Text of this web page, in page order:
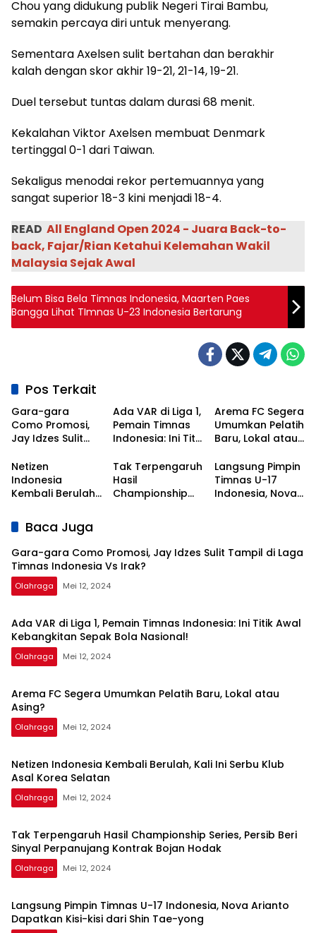
Chou yang didukung publik Negeri Tirai Bambu,
semakin percaya diri untuk menyerang.
Sementara Axelsen sulit bertahan dan berakhir
kalah dengan skor akhir 19-21, 21-14, 19-21.
Duel tersebut tuntas dalam durasi 68 menit.
Kekalahan Viktor Axelsen membuat Denmark
tertinggal 0-1 dari Taiwan.
Sekaligus menodai rekor pertemuannya yang
sangat superior 18-3 kini menjadi 18-4.
READ All England Open 2024 - Juara Back-to-
back, Fajar/Rian Ketahui Kelemahan Wakil
Malaysia Sejak Awal
Belum Bisa Bela Timnas Indonesia, Maarten Paes
Bangga Lihat TImnas U-23 Indonesia Bertarung
Pos Terkait
Gara-gara
Como Promosi,
Jay Idzes Sulit
Timnas
Indonesia Vs
Irak?
Ada VAR di Liga 1,
Pemain Timnas
Indonesia: Ini Titik
Kebangkitan
Sepak Bola
Nasional!
Arema FC Segera
Umumkan Pelatih
Baru, Lokal atau
Netizen
Indonesia
Kembali Berulah,
Asal Korea
Selatan
Tak Terpengaruh
Hasil
Championship
Kontrak Bojan
Hodak
Langsung Pimpin
Timnas U-17
Indonesia, Nova
yong
Baca Juga
Gara-gara Como Promosi, Jay Idzes Sulit Tampil di Laga
Timnas Indonesia Vs Irak?
Olahraga Mei 12, 2024
Ada VAR di Liga 1, Pemain Timnas Indonesia: Ini Titik Awal
Kebangkitan Sepak Bola Nasional!
Olahraga Mei 12, 2024
Arema FC Segera Umumkan Pelatih Baru, Lokal atau
Asing?
Olahraga Mei 12, 2024
Netizen Indonesia Kembali Berulah, Kali Ini Serbu Klub
Asal Korea Selatan
Olahraga Mei 12, 2024
Tak Terpengaruh Hasil Championship Series, Persib Beri
Sinyal Perpanujang Kontrak Bojan Hodak
Olahraga Mei 12, 2024
Langsung Pimpin Timnas U-17 Indonesia, Nova Arianto
Dapatkan Kisi-kisi dari Shin Tae-yong